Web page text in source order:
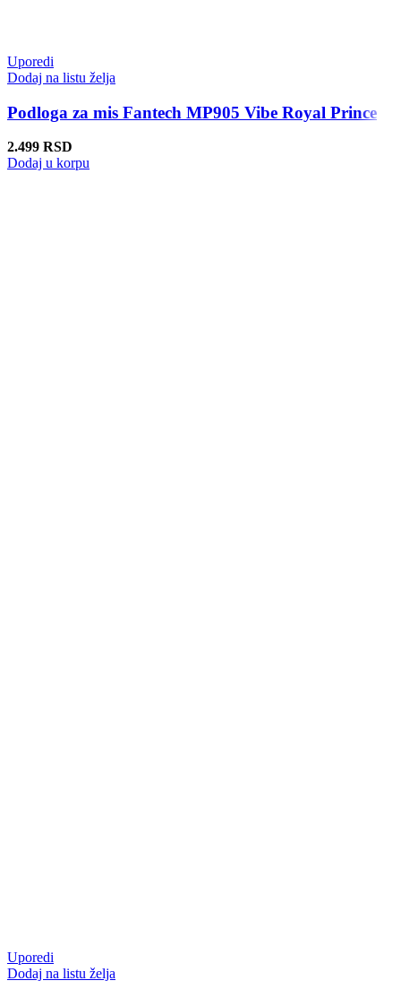
Uporedi
Dodaj na listu želja
Podloga za mis Fantech MP905 Vibe Royal Prince
2.499 RSD
Dodaj u korpu
Uporedi
Dodaj na listu želja